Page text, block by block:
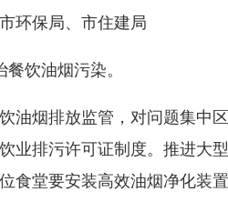
保局、市住建局
饮油烟污染。
烟排放监管，对问题集中区
业排污许可证制度。推进大
食堂要安装高效油烟净化装